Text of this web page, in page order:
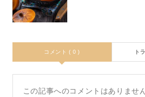
コメント ( 0 ) ト
この記事へのコメントはありません